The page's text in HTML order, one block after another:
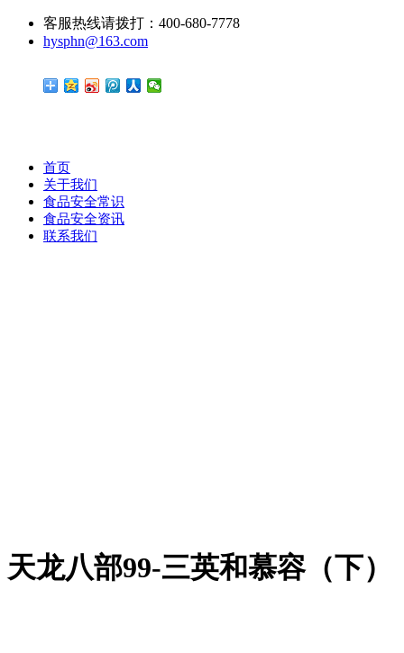
客服热线请拨打：400-680-7778
hysphn@163.com
首页
关于我们
食品安全常识
食品安全资讯
联系我们
天龙八部99-三英和慕容（下）